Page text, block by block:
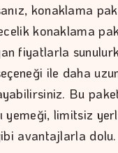
konaklama
konaklama
fiyatlarla
ile daha
Bu
yemeği, limitsiz
avantajlarla dolu.